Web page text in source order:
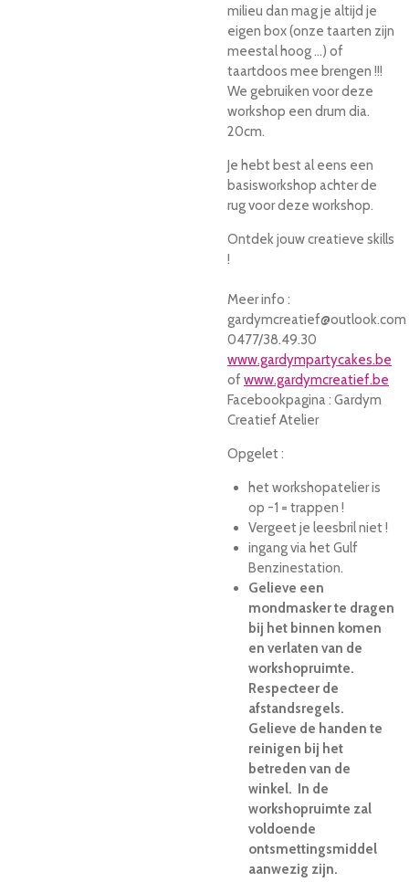
milieu dan mag je altijd je
eigen box (onze taarten zijn
meestal hoog ...) of
taartdoos mee brengen !!!
We gebruiken voor deze
workshop een drum dia.
20cm.
Je hebt best al eens een
basisworkshop achter de
rug voor deze workshop.
Ontdek jouw creatieve skills
!
Meer info :
gardymcreatief@outlook.com
0477/38.49.30
www.gardympartycakes.be
ofwww.gardymcreatief.be
Facebookpagina : Gardym
Creatief Atelier
Opgelet :
het workshopatelier is
op -1 = trappen !
Vergeet je leesbril niet !
ingang via het Gulf
Benzinestation.
Gelieve een
mondmasker te dragen
bij het binnen komen
en verlaten van de
workshopruimte.
Respecteer de
afstandsregels.
Gelieve de handen te
reinigen bij het
betreden van de
winkel. In de
workshopruimte zal
voldoende
ontsmettingsmiddel
aanwezig zijn.